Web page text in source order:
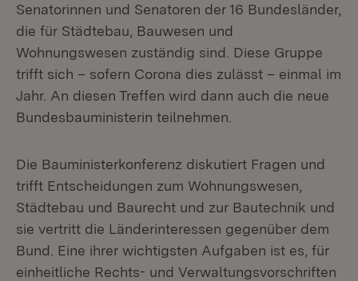
Senatorinnen und Senatoren der 16 Bundesländer,
die für Städtebau, Bauwesen und
Wohnungswesen zuständig sind. Diese Gruppe
trifft sich – sofern Corona dies zulässt – einmal im
Jahr. An diesen Treffen wird dann auch die neue
Bundesbauministerin teilnehmen.
Die Bauministerkonferenz diskutiert Fragen und
trifft Entscheidungen zum Wohnungswesen,
Städtebau und Baurecht und zur Bautechnik und
sie vertritt die Länderinteressen gegenüber dem
Bund. Eine ihrer wichtigsten Aufgaben ist es, für
einheitliche Rechts- und Verwaltungsvorschriften